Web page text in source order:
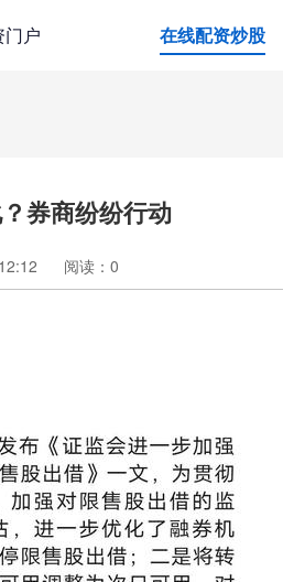
门户 在线配资炒股
券商纷纷行动
阅读： 0